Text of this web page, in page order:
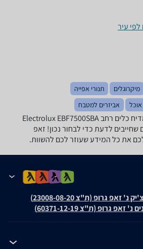
לפי עיר
מיקרוגלים
תנורי אפייה
אוכל אביזרים למטבח
לפניכם מפרט טכני של מדיח כלים ‏רחב Electrolux EBF7500SBA
שחייבים לדעת כדי לבחור נכון! זאפ
את כל המידע שעוזר לכם להשוות.
גרופ (ת"צ 23008-08-20)
גרופ (ת"צ 60371-12-19)